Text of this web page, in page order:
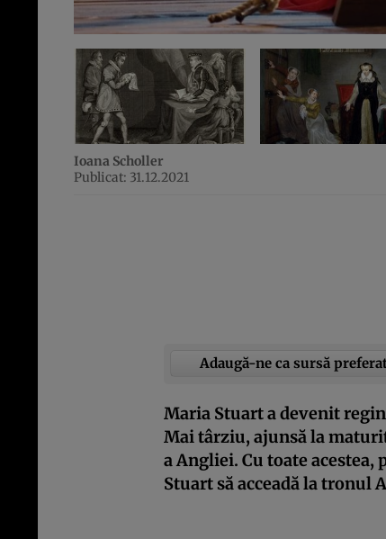
Ioana Scholler
Publicat: 31.12.2021
Adaugă-ne ca sursă
Maria Stuart a devenit
Mai târziu, ajunsă la
a Angliei. Cu toate
Stuart să acceadă la tronul